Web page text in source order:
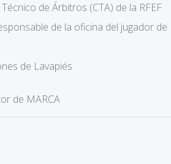
de Árbitros (CTA) de la RFEF
de la oficina del jugador de
de Lavapiés
de MARCA